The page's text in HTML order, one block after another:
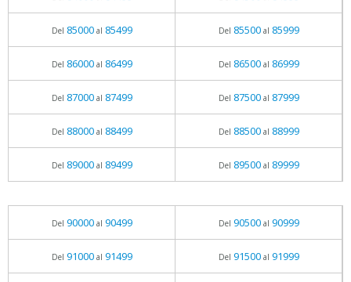
Del 85000al 85499 Del 85500al 85999
Del 86000al 86499 Del 86500al 86999
Del 87000al 87499 Del 87500al 87999
Del 88000al 88499 Del 88500al 88999
Del 89000al 89499 Del 89500al 89999
Del 90000al 90499 Del 90500al 90999
Del 91000al 91499 Del 91500al 91999